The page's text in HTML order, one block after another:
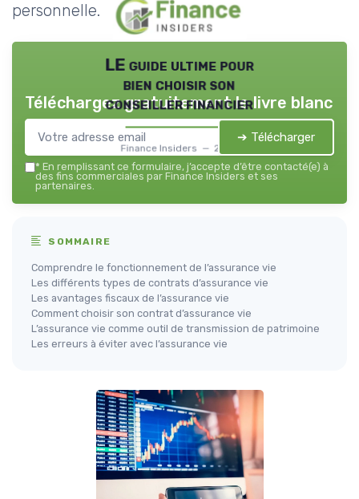
personnelle.
LE guide ultime pour
bien choisir son
conseiller financier
Finance Insiders — 2026
Téléchargez gratuitement le livre blanc
➔ Télécharger
* En remplissant ce formulaire, j’accepte d’être contacté(e) à
des fins commerciales par Finance Insiders et ses
partenaires.
SOMMAIRE
Comprendre le fonctionnement de l’assurance vie
Les différents types de contrats d’assurance vie
Les avantages fiscaux de l’assurance vie
Comment choisir son contrat d’assurance vie
L’assurance vie comme outil de transmission de patrimoine
Les erreurs à éviter avec l’assurance vie